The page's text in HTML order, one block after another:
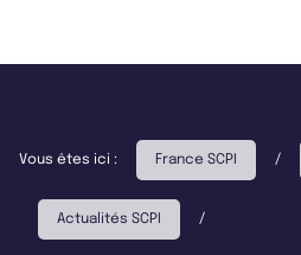
Vous êtes ici : France SCPI /
Actualités SCPI /